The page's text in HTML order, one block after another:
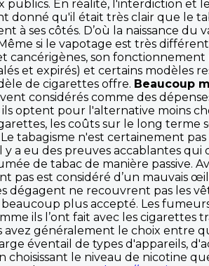
En réalité, l'interdiction et
donné qu'il était très clair que le
à ses côtés. D’où la naissance
si le vapotage est très
cancérigènes, son
et expirés) et certains modèles
de cigarettes offre. Beaucoup
considérés comme des
optent pour l'alternative moins
les coûts sur le long
Le tabagisme n'est certainement
y a eu des preuves accablantes
de tabac de manière
pas est considéré d’un mauvais
dégagent ne recouvrent pas les
plus accepté. Les
ils l’ont fait avec les cigarettes
avez généralement le choix entre
éventail de types d'appareils,
le niveau de nicotine